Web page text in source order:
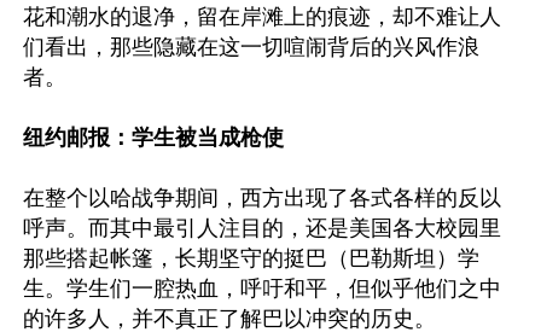
花和潮水的退净，留在岸滩上的痕迹，却不难让人
们看出，那些隐藏在这一切喧闹背后的兴风作浪
者。
纽约邮报：学生被当成枪使
在整个以哈战争期间，西方出现了各式各样的反以
呼声。而其中最引人注目的，还是美国各大校园里
那些搭起帐篷，长期坚守的挺巴（巴勒斯坦）学
生。学生们一腔热血，呼吁和平，但似乎他们之中
的许多人，并不真正了解巴以冲突的历史。